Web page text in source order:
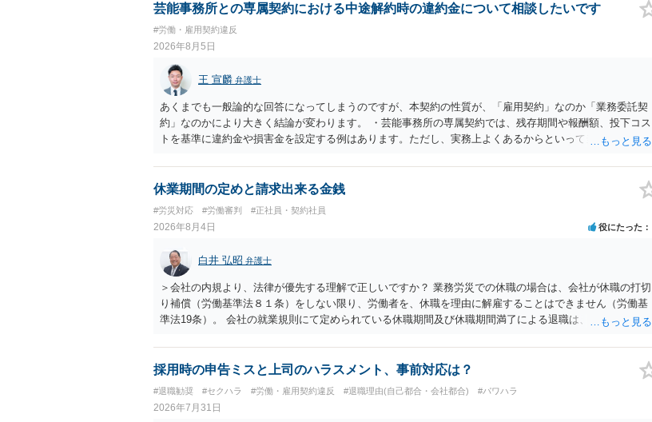
芸能事務所との専属契約における中途解約時の違約金について相談したいです
#労働・雇用契約違反
2026年8月5日
王 宣麟 弁護士
あくまでも一般論的な回答になってしまうのですが、本契約の性質が、「雇用契約」なのか「業務委託契
約」なのかにより大きく結論が変わります。 ・芸能事務所の専属契約では、残存期間や報酬額、投下コス
トを基準に違約金や損害金を設定する例はあります。ただし、実務上よくあるからといって当然に適法と
になるわけではありません。契約が労働契約に近い実態なら労基法16条で無効となる余地があり、そうで
なくても、金額が事務所の損害と比べて過大なら無効や減額が争点になります。 ・契約前の修正交渉は一
ではなく「合理的な実費・未回収費用のみ」に限定する、などが典型です。 ・弁護士に契約前に契約書の
内容をレビューしてもらう価値は十分にあると思われます。 争点は、契約類型が雇用か業務委託か、実態
として労働者性があるか、解除事由が双方にどう定められているか、違約金の算定根拠が合理的か、とい
う複数論点に分かれます。契約前なら、交渉のパワーバランスの問題もありますが、修正余地があるう
え、後から争うよりコストを抑えやすいので、資料等を持参の上弁護士に確認されることをお勧めしま
す。 ・事務所側の解除でも、解除理由によってはタレント側に損害賠償が発生する建付けになっているこ
とはあります。ただし、事務所側が一方的に解除したのにタレントへ違約金を課す設計は、合理性や対価
性を欠くとして争いやすいです。逆に、タレント側の重大な契約違反がある場合は、実損害の範囲で請求
される可能性はあります。
休業期間の定めと請求出来る金銭
#労災対応 #労働審判 #正社員・契約社員
2026年8月4日 役にたった
白井 弘昭 弁護士
＞会社の内規より、法律が優先する理解で正しいですか？ 業務労災での休職の場合は、会社が休職の打切
り補償（労働基準法８１条）をしない限り、労働者を、休職を理由に解雇することはできません（労働基
準法19条）。 会社の就業規則にて定められている休職期間及び休職期間満了による退職は、業務労災への
たります。 ＞労災の休業補償と、所得補償保険の保険金とは別に、受け取れる金銭はありますでしょう
か？ 業務労災の場合は、会社の安全配慮義務違反が認められると解されますので、会社の損害賠償責任
と思われます。 また、業務労災での第三者行為傷害（同僚の不注意等による事故）の場合は、当該第三者
の賠償責任も考えられます。 労災で支払われた分は、損害額から控除（損益相殺）されますが、それを超
採用時の申告ミスと上司のハラスメント、事前対応は？
#退職勧奨 #セクハラ #労働・雇用契約違反 #退職理由(自己都合・会社都合) #パワハラ
2026年7月31日